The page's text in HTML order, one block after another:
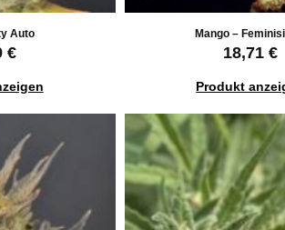
Auto
€
Mango –
18,71 €
Produkt